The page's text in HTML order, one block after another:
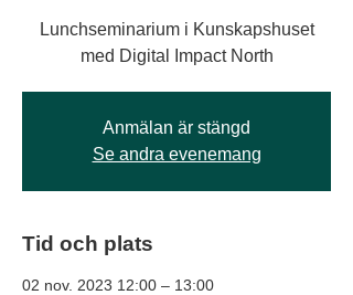
Lunchseminarium i Kunskapshuset
med Digital Impact North
Anmälan är stängd
Se andra evenemang
Tid och plats
02 nov. 2023 12:00 – 13:00